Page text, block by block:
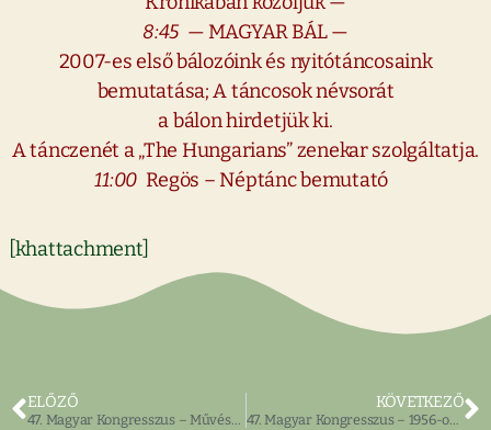
8:45— MAGYAR BÁL —
2007-es első bálozóink és nyitótáncosaink
bemutatása; A táncosok névsorát
a bálon hirdetjük ki.
A tánczenét a „The Hungarians” zenekar szolgáltatja.
11:00 Regös – Néptánc bemutató
[khattachment]
ELŐZŐ
47. Magyar Kongresszus – Művészi kiállítások, könyvkiállítás
KÖVETKEZŐ
47. Magyar Kongresszus – 1956-os forradalmi témák